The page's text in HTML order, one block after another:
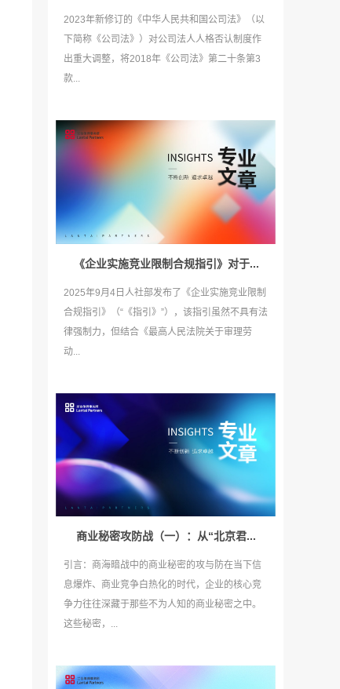
2023年新修订的《中华人民共和国公司法》（以
下简称《公司法》）对公司法人人格否认制度作
出重大调整，将2018年《公司法》第二十条第3
款...
《企业实施竞业限制合规指引》对于...
2025年9月4日人社部发布了《企业实施竞业限制
合规指引》（“《指引》”），该指引虽然不具有法
律强制力，但结合《最高人民法院关于审理劳
动...
商业秘密攻防战（一）：从“北京君...
引言：商海暗战中的商业秘密的攻与防在当下信
息爆炸、商业竞争白热化的时代，企业的核心竞
争力往往深藏于那些不为人知的商业秘密之中。
这些秘密，...